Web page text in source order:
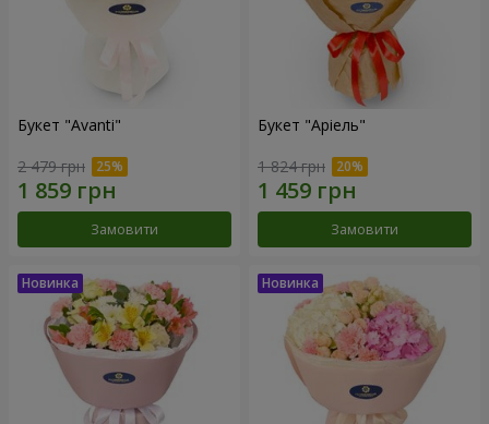
Букет "Avanti"
2 479 грн
Замовити
Букет "Аріель"
1 824 грн
Замовити